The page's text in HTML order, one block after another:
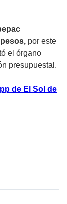
por este
el órgano
presupuestal.
de El Sol de